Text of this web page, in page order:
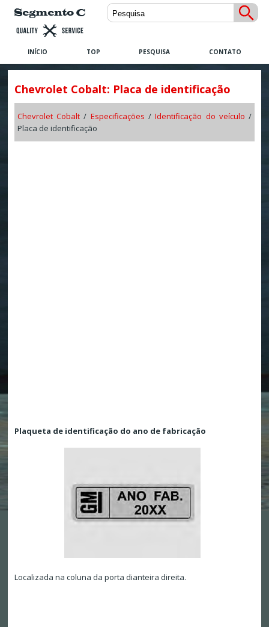
INÍCIO TOP PESQUISA CONTATO
Chevrolet Cobalt: Placa de identificação
Chevrolet Cobalt / Especificações /Identificação do veículo /
Placa de identificação
Plaqueta de identificação do ano de fabricação
Localizada na coluna da porta dianteira direita.